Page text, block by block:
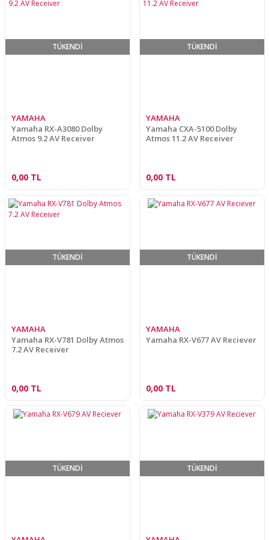
TÜKENDİ
YAMAHA
Yamaha RX-A3080 Dolby
Atmos 9.2 AV Receiver
0,00 TL
TÜKENDİ
YAMAHA
Yamaha CXA-5100 Dolby
Atmos 11.2 AV Receiver
0,00 TL
TÜKENDİ
YAMAHA
Yamaha RX-V781 Dolby Atmos
7.2 AV Receiver
0,00 TL
TÜKENDİ
YAMAHA
Yamaha RX-V677 AV Reciever
0,00 TL
TÜKENDİ TÜKENDİ